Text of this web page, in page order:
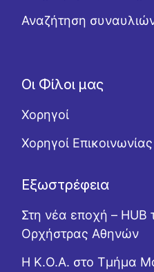
Αναζήτηση
Οι Φίλοι μας
Χορηγοί
Χορηγοί Επικοινωνίας
Εξωστρέφεια
Στη νέα εποχή – HUB
Ορχήστρας Αθηνών
Η Κ.Ο.Α. στο Τμήμα